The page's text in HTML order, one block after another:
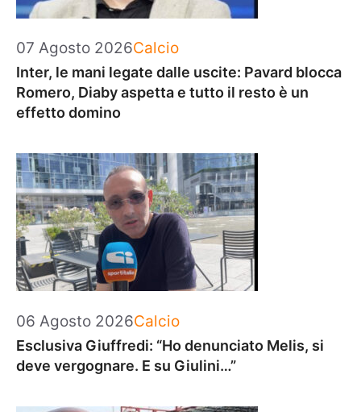
07 Agosto 2026Categorie
Calcio
Inter, le mani legate dalle uscite: Pavard blocca
Romero, Diaby aspetta e tutto il resto è un
effetto domino
06 Agosto 2026Categorie
Calcio
Esclusiva Giuffredi: “Ho denunciato Melis, si
deve vergognare. E su Giulini…”